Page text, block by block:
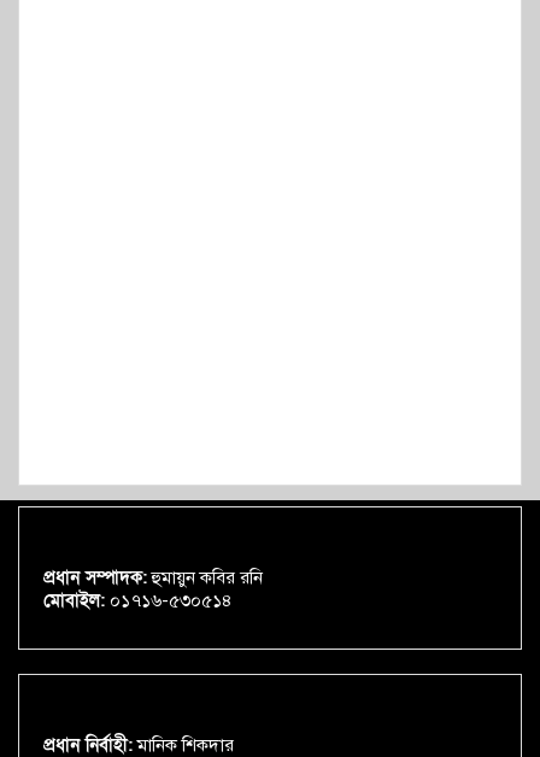
প্রধান সম্পাদক:হুমায়ুন কবির রনি
মোবাইল: ০১৭১৬-৫৩০৫১৪
প্রধান নির্বাহী:মানিক শিকদার